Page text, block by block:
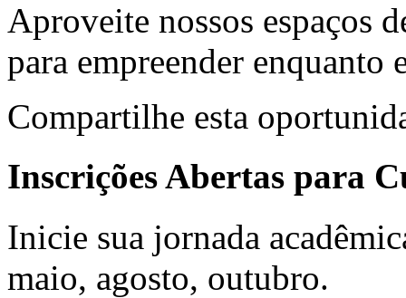
Aproveite nossos espaços
para empreender enquanto
Compartilhe esta
Inscrições Abertas para
Inicie sua jornada
maio, agosto, outubro.